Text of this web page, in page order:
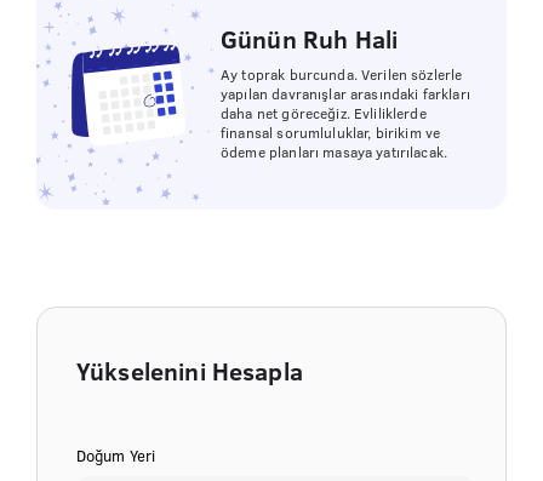
Günün Ruh Hali
Ay toprak burcunda. Verilen sözlerle
yapılan davranışlar arasındaki farkları
daha net göreceğiz. Evliliklerde
finansal sorumluluklar, birikim ve
ödeme planları masaya yatırılacak.
Yükselenini Hesapla
Doğum Yeri